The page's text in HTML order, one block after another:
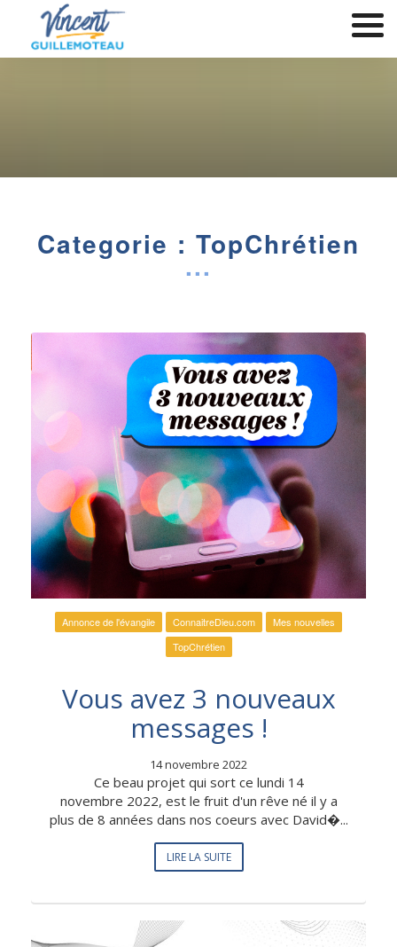
Categorie : TopChrétien
Annonce de l'évangile ConnaitreDieu.com
Mes nouvelles
TopChrétien
Vous avez 3 nouveaux
messages !
14 novembre 2022
Ce beau projet qui sort ce lundi 14
novembre 2022, est le fruit d'un rêve né il y a
plus de 8 années dans nos coeurs avec David�...
LIRE LA SUITE